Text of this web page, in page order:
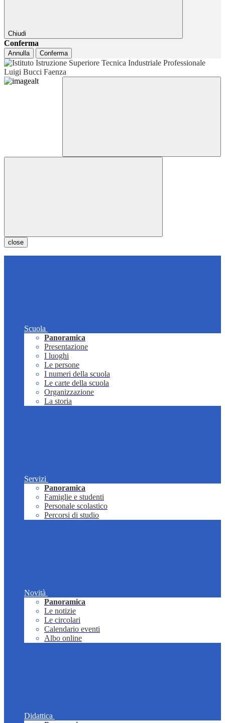
Chiudi
Conferma
Annulla Conferma
close
Scuola
Panoramica
Presentazione
I luoghi
Le persone
I numeri della scuola
Le carte della scuola
Organizzazione
La storia
Servizi
Panoramica
Famiglie e studenti
Personale scolastico
Percorsi di studio
Novità
Panoramica
Le notizie
Le circolari
Calendario eventi
Albo online
Didattica